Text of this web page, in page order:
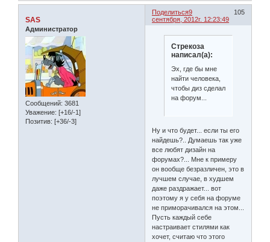
Поделиться 105
9
сентября, 2012г. 12:23:49
SAS
Администратор
Сообщений: 3681
Уважение: [+16/-1]
Позитив: [+36/-3]
Стрекоза
написал(а):
Эх, где бы мне
найти человека,
чтобы диз сделал
на форум...
Ну и что будет... если ты его
найдешь?.. Думаешь так уже
все любят дизайн на
форумах?... Мне к примеру
он вообще безразличен, это в
лучшем случае, в худшем
даже раздражает... вот
поэтому я у себя на форуме
не приморачивался на этом...
Пусть каждый себе
настраивает стилями как
хочет, считаю что этого